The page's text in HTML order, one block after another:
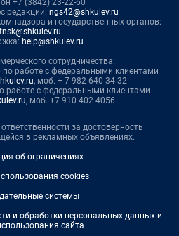
редакции: ngs42@shkulev.ru
и государственных органов:
help@shkulev.ru
сотрудничества:
работе с федеральными клиентами
, моб. + 7 982 640 34 32
работе с федеральными клиентами
, моб. +7 910 402 4056
за достоверность
в рекламных объявлениях.
об ограничениях
cookies
системы
и обработки персональных данных и
сайта